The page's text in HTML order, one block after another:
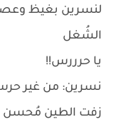
لنسرين بغيظ
الشُغل
يا حرررس!!
نسرين: من غير حرس
زفت الطين مُحسن